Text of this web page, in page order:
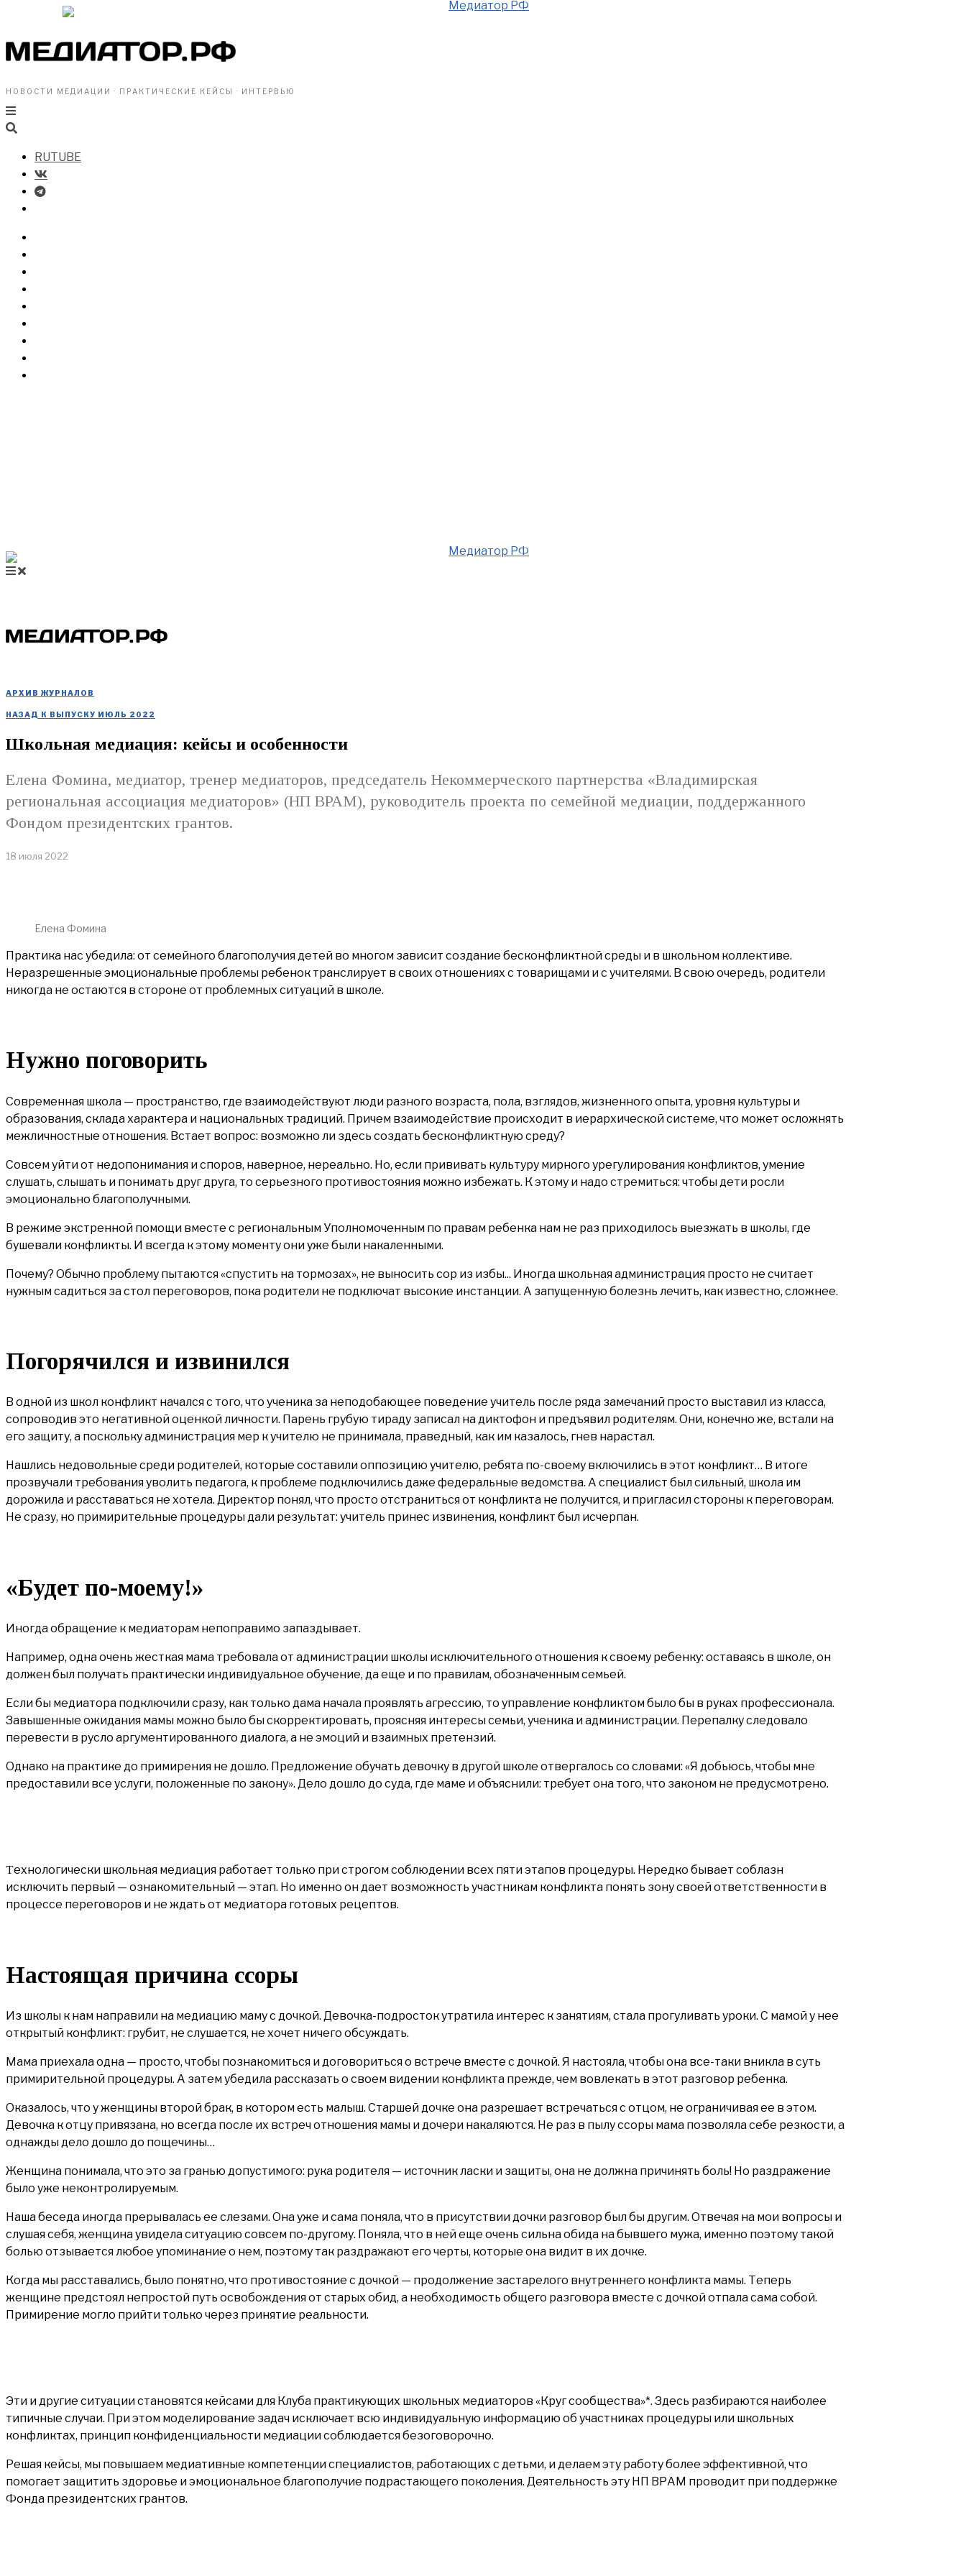
НОВОСТИ МЕДИАЦИИ · ПРАКТИЧЕСКИЕ КЕЙСЫ · ИНТЕРВЬЮ
RUTUBE
АРХИВ ЖУРНАЛОВ
НАЗАД К ВЫПУСКУ ИЮЛЬ 2022
Школьная медиация: кейсы и особенности
Елена Фомина, медиатор, тренер медиаторов, председатель Некоммерческого партнерства «Владимирская
региональная ассоциация медиаторов» (НП ВРАМ), руководитель проекта по семейной медиации, поддержанного
Фондом президентских грантов.
18 июля 2022
Елена Фомина
Практика нас убедила: от семейного благополучия детей во многом зависит создание бесконфликтной среды и в школьном коллективе.
Неразрешенные эмоциональные проблемы ребенок транслирует в своих отношениях с товарищами и с учителями. В свою очередь, родители
никогда не остаются в стороне от проблемных ситуаций в школе.
Нужно поговорить
Современная школа — пространство, где взаимодействуют люди разного возраста, пола, взглядов, жизненного опыта, уровня культуры и
образования, склада характера и национальных традиций. Причем взаимодействие происходит в иерархической системе, что может осложнять
межличностные отношения. Встает вопрос: возможно ли здесь создать бесконфликтную среду?
Совсем уйти от недопонимания и споров, наверное, нереально. Но, если прививать культуру мирного урегулирования конфликтов, умение
слушать, слышать и понимать друг друга, то серьезного противостояния можно избежать. К этому и надо стремиться: чтобы дети росли
эмоционально благополучными.
В режиме экстренной помощи вместе с региональным Уполномоченным по правам ребенка нам не раз приходилось выезжать в школы, где
бушевали конфликты. И всегда к этому моменту они уже были накаленными.
Почему? Обычно проблему пытаются «спустить на тормозах», не выносить сор из избы... Иногда школьная администрация просто не считает
нужным садиться за стол переговоров, пока родители не подключат высокие инстанции. А запущенную болезнь лечить, как известно, сложнее.
Погорячился и извинился
В одной из школ конфликт начался с того, что ученика за неподобающее поведение учитель после ряда замечаний просто выставил из класса,
сопроводив это негативной оценкой личности. Парень грубую тираду записал на диктофон и предъявил родителям. Они, конечно же, встали на
его защиту, а поскольку администрация мер к учителю не принимала, праведный, как им казалось, гнев нарастал.
Нашлись недовольные среди родителей, которые составили оппозицию учителю, ребята по-своему включились в этот конфликт… В итоге
прозвучали требования уволить педагога, к проблеме подключились даже федеральные ведомства. А специалист был сильный, школа им
дорожила и расставаться не хотела. Директор понял, что просто отстраниться от конфликта не получится, и пригласил стороны к переговорам.
Не сразу, но примирительные процедуры дали результат: учитель принес извинения, конфликт был исчерпан.
«Будет по-моему!»
Иногда обращение к медиаторам непоправимо запаздывает.
Например, одна очень жесткая мама требовала от администрации школы исключительного отношения к своему ребенку: оставаясь в школе, он
должен был получать практически индивидуальное обучение, да еще и по правилам, обозначенным семьей.
Если бы медиатора подключили сразу, как только дама начала проявлять агрессию, то управление конфликтом было бы в руках профессионала.
Завышенные ожидания мамы можно было бы скорректировать, проясняя интересы семьи, ученика и администрации. Перепалку следовало
перевести в русло аргументированного диалога, а не эмоций и взаимных претензий.
Однако на практике до примирения не дошло. Предложение обучать девочку в другой школе отвергалось со словами: «Я добьюсь, чтобы мне
предоставили все услуги, положенные по закону». Дело дошло до суда, где маме и объяснили: требует она того, что законом не предусмотрено.
Технологически школьная медиация работает только при строгом соблюдении всех пяти этапов процедуры. Нередко бывает соблазн
исключить первый — ознакомительный — этап. Но именно он дает возможность участникам конфликта понять зону своей ответственности в
процессе переговоров и не ждать от медиатора готовых рецептов.
Настоящая причина ссоры
Из школы к нам направили на медиацию маму с дочкой. Девочка-подросток утратила интерес к занятиям, стала прогуливать уроки. С мамой у нее
открытый конфликт: грубит, не слушается, не хочет ничего обсуждать.
Мама приехала одна — просто, чтобы познакомиться и договориться о встрече вместе с дочкой. Я настояла, чтобы она все-таки вникла в суть
примирительной процедуры. А затем убедила рассказать о своем видении конфликта прежде, чем вовлекать в этот разговор ребенка.
Оказалось, что у женщины второй брак, в котором есть малыш. Старшей дочке она разрешает встречаться с отцом, не ограничивая ее в этом.
Девочка к отцу привязана, но всегда после их встреч отношения мамы и дочери накаляются. Не раз в пылу ссоры мама позволяла себе резкости, а
однажды дело дошло до пощечины…
Женщина понимала, что это за гранью допустимого: рука родителя — источник ласки и защиты, она не должна причинять боль! Но раздражение
было уже неконтролируемым.
Наша беседа иногда прерывалась ее слезами. Она уже и сама поняла, что в присутствии дочки разговор был бы другим. Отвечая на мои вопросы и
слушая себя, женщина увидела ситуацию совсем по-другому. Поняла, что в ней еще очень сильна обида на бывшего мужа, именно поэтому такой
болью отзывается любое упоминание о нем, поэтому так раздражают его черты, которые она видит в их дочке.
Когда мы расставались, было понятно, что противостояние с дочкой — продолжение застарелого внутреннего конфликта мамы. Теперь
женщине предстоял непростой путь освобождения от старых обид, а необходимость общего разговора вместе с дочкой отпала сама собой.
Примирение могло прийти только через принятие реальности.
Эти и другие ситуации становятся кейсами для Клуба практикующих школьных медиаторов «Круг сообщества»*. Здесь разбираются наиболее
типичные случаи. При этом моделирование задач исключает всю индивидуальную информацию об участниках процедуры или школьных
конфликтах, принцип конфиденциальности медиации соблюдается безоговорочно.
Решая кейсы, мы повышаем медиативные компетенции специалистов, работающих с детьми, и делаем эту работу более эффективной, что
помогает защитить здоровье и эмоциональное благополучие подрастающего поколения. Деятельность эту НП ВРАМ проводит при поддержке
Фонда президентских грантов.